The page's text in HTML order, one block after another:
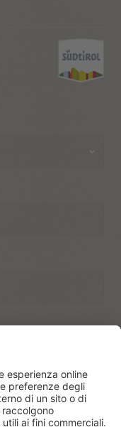
protezione dei dati.